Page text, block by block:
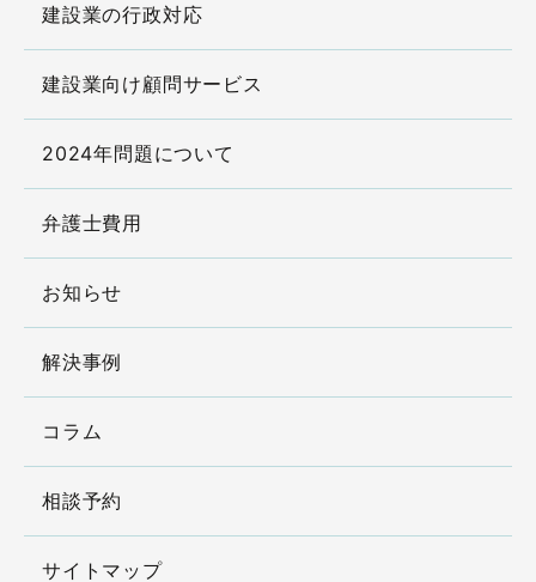
建設業の行政対応
建設業向け顧問サービス
2024年問題について
弁護士費用
お知らせ
解決事例
コラム
相談予約
サイトマップ